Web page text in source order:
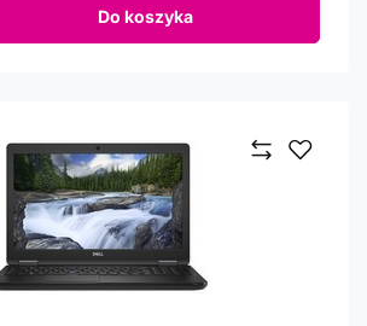
Do koszyka